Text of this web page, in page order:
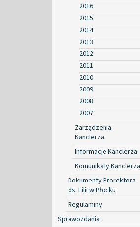
2016
2015
2014
2013
2012
2011
2010
2009
2008
2007
Zarządzenia
Kanclerza
Informacje Kanclerza
Komunikaty Kanclerza
Dokumenty Prorektora
ds. Filii w Płocku
Regulaminy
Sprawozdania